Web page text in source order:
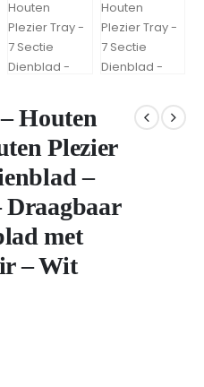
Houten
Plezier
–
Draagbaar
met
– Wit